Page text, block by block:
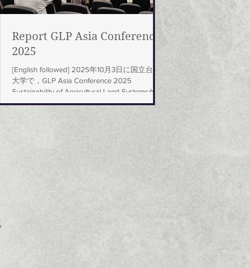
Report GLP Asia Conference
2025
[English followed] 2025年10月3日に国立台湾
大学で，GLP Asia Conference 2025
Sustainability of Agricultural Land Systemsが開
かれました。日本拠点オフィスからは，